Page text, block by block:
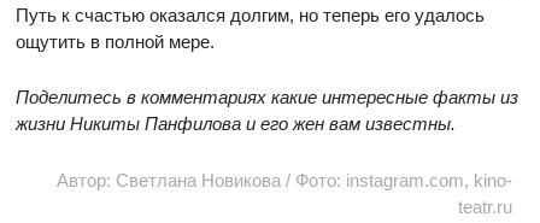
Путь к счастью оказался долгим, но теперь его удалось
ощутить в полной мере.
Поделитесь в комментариях какие интересные факты из
жизни Никиты Панфилова и его жен вам известны.
Автор: Светлана Новикова / Фото: instagram.com, kino-
teatr.ru